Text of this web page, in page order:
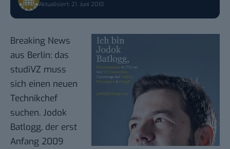
Aktualisiert: 21. Juni 2010
Breaking News
aus Berlin: das
studiVZ muss
sich einen neuen
Technikchef
suchen. Jodok
Batlogg, der erst
Anfang 2009